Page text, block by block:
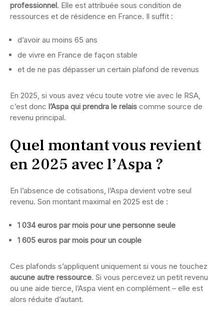
professionnel. Elle est attribuée sous condition de
ressources et de résidence en France. Il suffit :
d’avoir au moins 65 ans
de vivre en France de façon stable
et de ne pas dépasser un certain plafond de revenus
En 2025, si vous avez vécu toute votre vie avec le RSA,
c’est donc l’Aspa qui prendra le relais comme source de
revenu principal.
Quel montant vous revient
en 2025 avec l’Aspa ?
En l’absence de cotisations, l’Aspa devient votre seul
revenu. Son montant maximal en 2025 est de :
1 034 euros par mois pour une personne seule
1 605 euros par mois pour un couple
Ces plafonds s’appliquent uniquement si vous ne touchez
aucune autre ressource. Si vous percevez un petit revenu
ou une aide tierce, l’Aspa vient en complément – elle est
alors réduite d’autant.